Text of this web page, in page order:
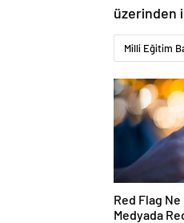
üzerinden
Milli Eğitim
Red Flag
Medyada